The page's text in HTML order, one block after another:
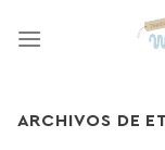
ARCHIVOS DE